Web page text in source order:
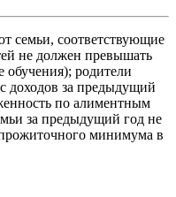
семьи, соответствующие
не должен превышать
обучения); родители
за предыдущий
по алиментным
за предыдущий год не
минимума в